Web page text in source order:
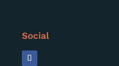
Social